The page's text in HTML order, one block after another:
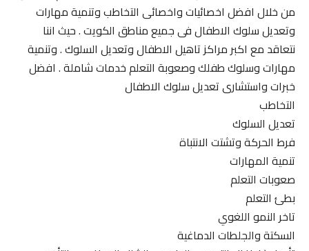
من خلال افضل اخصائيات واخصائى التخاطب وتنمية مهارات
وتعديل سلوك الاطفال فى جميع مناطق الكويت . حيث اننا
نتعاقد مع اكبر مراكز تاهيل الاطفال وتعديل السلوك . وتنمية
مهارات وسلوك طفلك وصعوبة التعلم خدمات شاملة . افضل
خبرات واستشارى تعديل سلوك الاطفال
التخاطب
تعديل السلوك
فرط الحركة وتشتت الانتباة
تنمية المهارات
صعوبات التعلم
بطئ التعلم
تاخر النمو اللغوي
السكتة والجلطات الدماغية